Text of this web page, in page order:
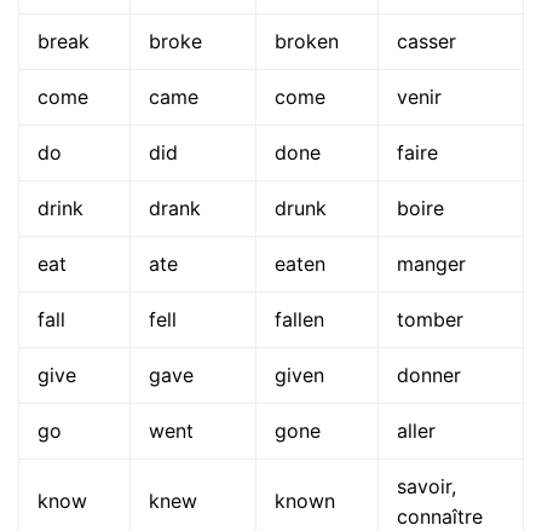
break broke broken casser
come came come venir
do did done faire
drink drank drunk boire
eat ate eaten manger
fall fell fallen tomber
give gave given donner
go went gone aller
know knew known
savoir,
connaître